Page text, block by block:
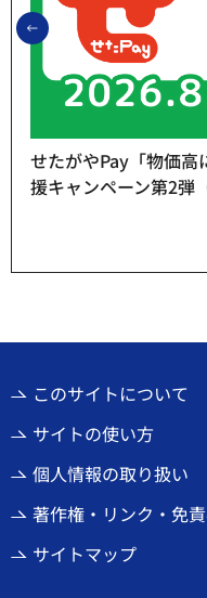
前のスライドを表示
せたがやPay「物価
援キャンペーン第2弾
このサイトについて
サイトの使い方
個人情報の取り扱い
著作権・リンク・免
サイトマップ